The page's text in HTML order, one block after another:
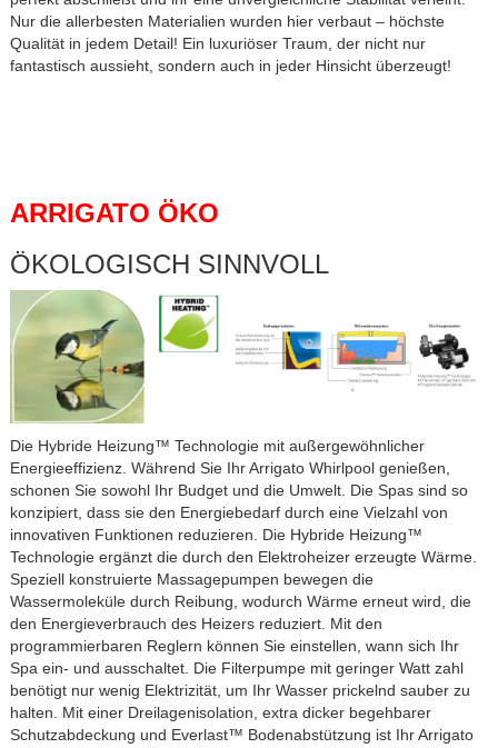
Nur die allerbesten Materialien wurden hier verbaut – höchste
Qualität in jedem Detail! Ein luxuriöser Traum, der nicht nur
fantastisch aussieht, sondern auch in jeder Hinsicht überzeugt!
ARRIGATO ÖKO
ÖKOLOGISCH SINNVOLL
Die Hybride Heizung™ Technologie mit außergewöhnlicher
Energieeffizienz. Während Sie Ihr Arrigato Whirlpool genießen,
schonen Sie sowohl Ihr Budget und die Umwelt. Die Spas sind so
konzipiert, dass sie den Energiebedarf durch eine Vielzahl von
innovativen Funktionen reduzieren. Die Hybride Heizung™
Technologie ergänzt die durch den Elektroheizer erzeugte Wärme.
Speziell konstruierte Massagepumpen bewegen die
Wassermoleküle durch Reibung, wodurch Wärme erneut wird, die
den Energieverbrauch des Heizers reduziert. Mit den
programmierbaren Reglern können Sie einstellen, wann sich Ihr
Spa ein- und ausschaltet. Die Filterpumpe mit geringer Watt zahl
benötigt nur wenig Elektrizität, um Ihr Wasser prickelnd sauber zu
halten. Mit einer Dreilagenisolation, extra dicker begehbarer
Schutzabdeckung und Everlast™ Bodenabstützung ist Ihr Arrigato